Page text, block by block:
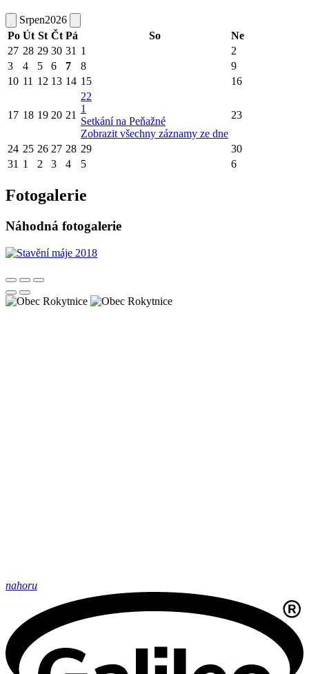
Srpen2026
Po Út St Čt Pá So
Ne
27 28 29 30 31 1
2
3
4 5 6 7 8
9
10 11 12 13 14 15 16
17 18 19 20 21
22
1
Setkání na Peňažné
Zobrazit všechny záznamy ze dne
23
24 25 26 27 28 29
30
31 1 2 3 4 5 6
Fotogalerie
Náhodná fotogalerie
nahoru